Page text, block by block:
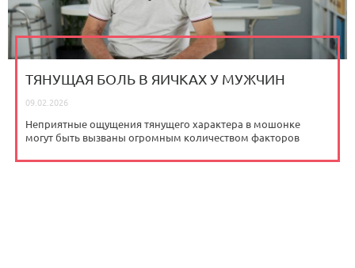
ТЯНУЩАЯ БОЛЬ В ЯИЧКАХ У МУЖЧИН
09.02.2026
Неприятные ощущения тянущего характера в мошонке
могут быть вызваны огромным количеством факторов